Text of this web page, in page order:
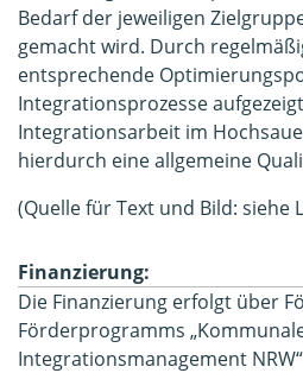
Bedarf der jeweiligen
gemacht wird. Durch
entsprechende
Integrationsprozesse
Integrationsarbeit im
hierdurch eine allgemeine
(Quelle für Text und Bild: siehe
Finanzierung:
Die Finanzierung erfolgt über
Förderprogramms
Integrationsmanagement